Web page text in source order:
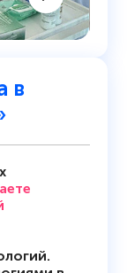
в